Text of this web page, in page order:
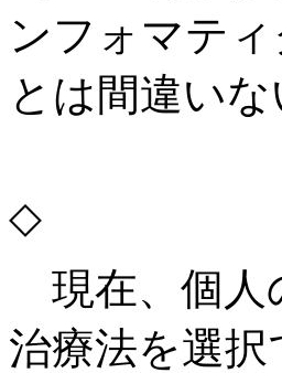
ンフォマテ
とは間違いな
◇
現在、個人
治療法を選